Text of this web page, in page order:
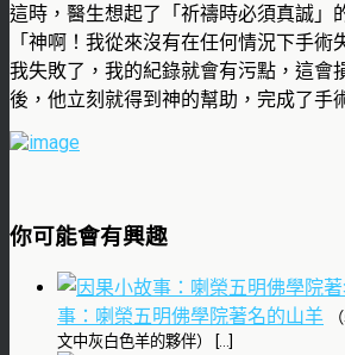
這時，醫生想起了「祈禱時必須真誠」
「神啊！我從來沒有在任何情況下手
我失敗了，我的紀錄就會有污點，這會
後，他立刻就得到神的幫助，完成了手
你可能會有興趣
事：喇榮五明佛學院著名的山羊
文中灰白色羊的夥伴） […]